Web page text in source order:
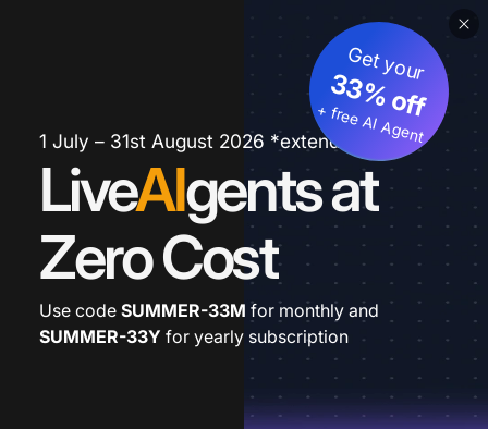
1 July – 31st August 2026 *extended
LiveAIgents at
Zero Cost
Get your
33% off
+ free AI Agent
Use code SUMMER-33M for monthly and
SUMMER-33Y for yearly subscription